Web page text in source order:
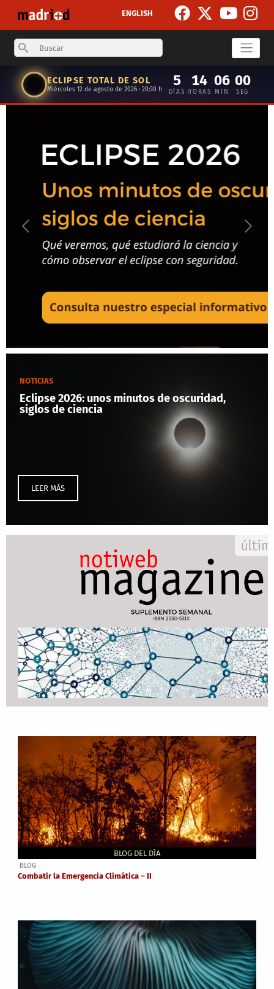
ENGLISH
Search
ECLIPSE TOTAL DE SOL
Miércoles 12 de agosto de 2026 · 20:30 h
5
DÍAS
14
HORAS
06
MIN
00
SEG
Anterior
NOTICIAS
Eclipse 2026: unos minutos de oscuridad,
siglos de ciencia
LEER MÁS
BLOG DEL DÍA
BLOG
Combatir la Emergencia Climática – II